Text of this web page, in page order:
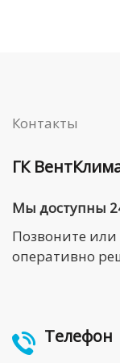
Контакты
ГК
Мы доступны
Позвоните
оперативно
Телефон